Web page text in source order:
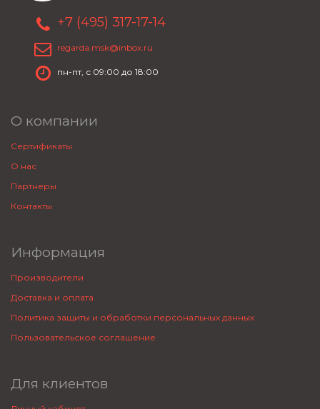
+7 (495) 317-17-14
regarda.msk@inbox.ru
пн-пт, с 09:00 до 18:00
О компании
Сертификаты
О нас
Партнеры
Контакты
Информация
Производители
Доставка и оплата
Политика защиты и обработки персональных данных
Пользовательское соглашение
Для клиентов